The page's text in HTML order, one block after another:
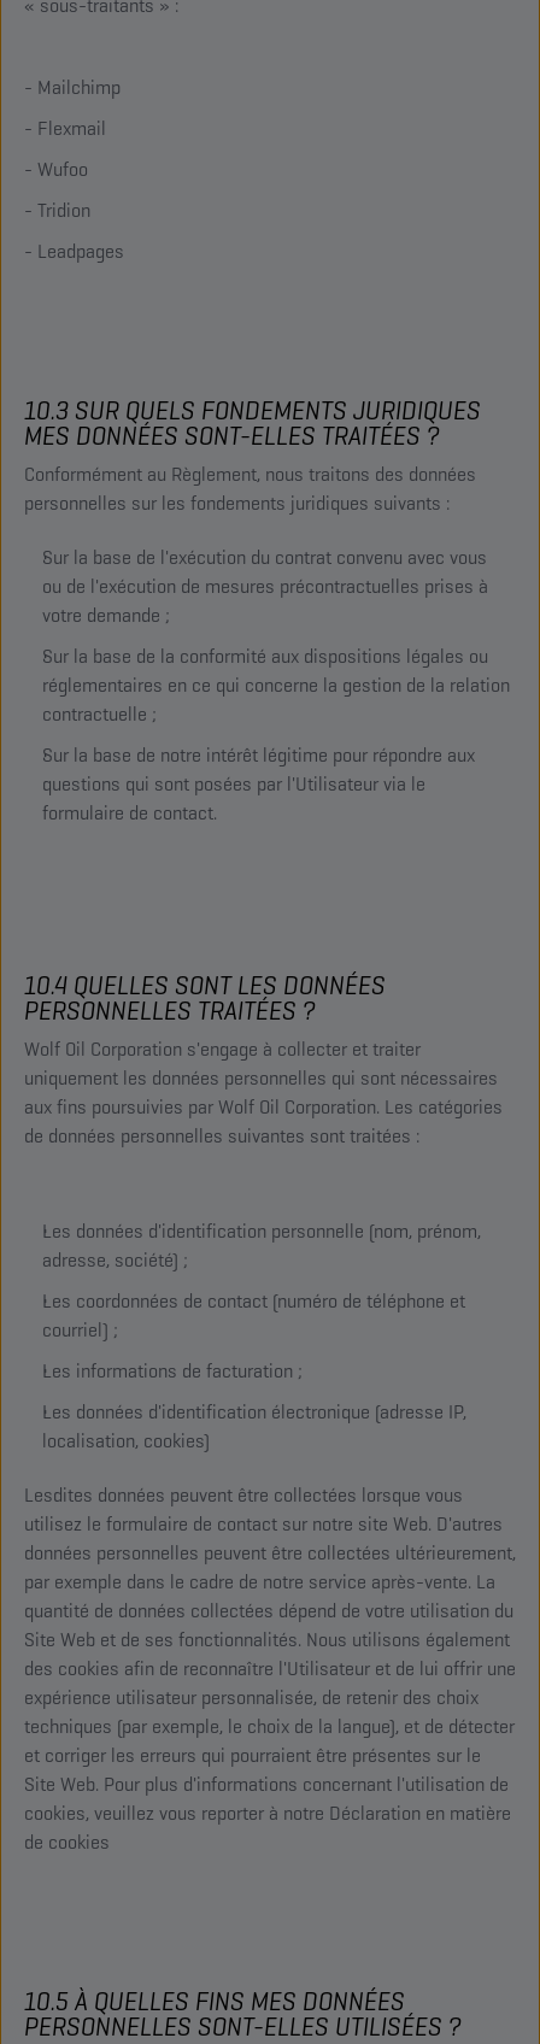
« sous-traitants » :
- Mailchimp
- Flexmail
- Wufoo
- Tridion
- Leadpages
10.3 SUR QUELS FONDEMENTS JURIDIQUES
MES DONNÉES SONT-ELLES TRAITÉES ?
Conformément au Règlement, nous traitons des données
personnelles sur les fondements juridiques suivants :
Sur la base de l'exécution du contrat convenu avec vous
ou de l'exécution de mesures précontractuelles prises à
votre demande ;
Sur la base de la conformité aux dispositions légales ou
réglementaires en ce qui concerne la gestion de la relation
contractuelle ;
Sur la base de notre intérêt légitime pour répondre aux
questions qui sont posées par l'Utilisateur via le
formulaire de contact.
10.4 QUELLES SONT LES DONNÉES
PERSONNELLES TRAITÉES ?
Wolf Oil Corporation s'engage à collecter et traiter
uniquement les données personnelles qui sont nécessaires
aux fins poursuivies par Wolf Oil Corporation. Les catégories
de données personnelles suivantes sont traitées :
Les données d'identification personnelle (nom, prénom,
adresse, société) ;
Les coordonnées de contact (numéro de téléphone et
courriel) ;
Les informations de facturation ;
Les données d'identification électronique (adresse IP,
localisation, cookies)
Lesdites données peuvent être collectées lorsque vous
utilisez le formulaire de contact sur notre site Web. D'autres
données personnelles peuvent être collectées ultérieurement,
par exemple dans le cadre de notre service après-vente. La
quantité de données collectées dépend de votre utilisation du
Site Web et de ses fonctionnalités. Nous utilisons également
des cookies afin de reconnaître l'Utilisateur et de lui offrir une
expérience utilisateur personnalisée, de retenir des choix
techniques (par exemple, le choix de la langue), et de détecter
et corriger les erreurs qui pourraient être présentes sur le
Site Web. Pour plus d'informations concernant l'utilisation de
cookies, veuillez vous reporter à notre Déclaration en matière
de cookies
10.5 À QUELLES FINS MES DONNÉES
PERSONNELLES SONT-ELLES UTILISÉES ?